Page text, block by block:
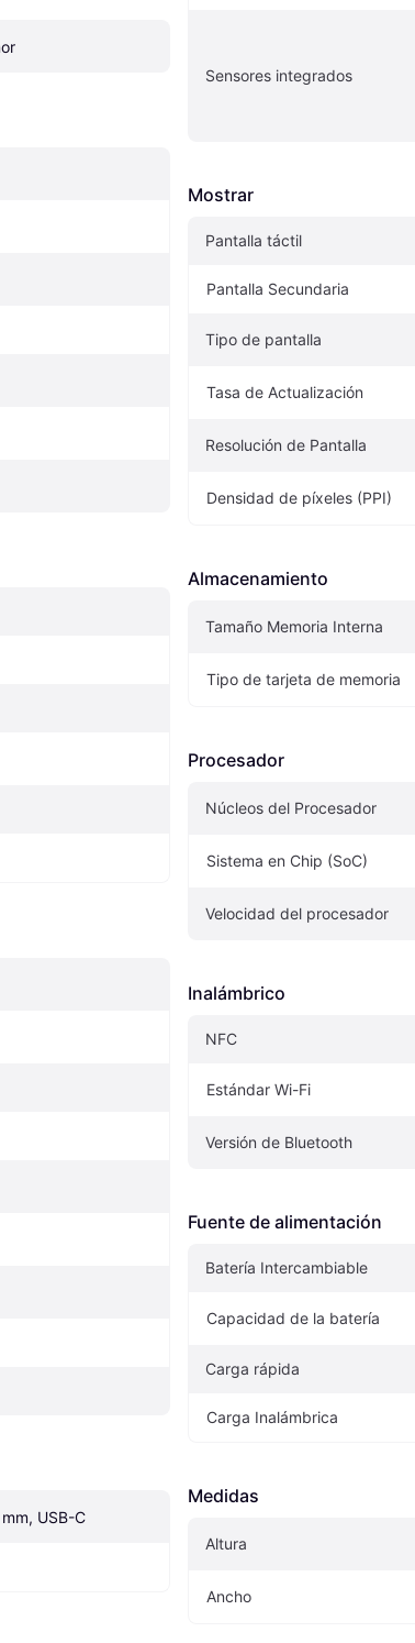
USB-C
Sensores integrados
Mostrar
Pantalla táctil
Pantalla Secundaria
Tipo de pantalla
Tasa de Actualización
Resolución de Pantalla
Densidad de píxeles (PPI)
Almacenamiento
Tamaño Memoria Interna
Tipo de tarjeta de memoria
Procesador
Núcleos del Procesador
Sistema en Chip (SoC)
Velocidad del procesador
Inalámbrico
NFC
Estándar Wi-Fi
Versión de Bluetooth
Fuente de alimentación
Batería Intercambiable
Capacidad de la batería
Carga rápida
Carga Inalámbrica
Medidas
Altura
Ancho